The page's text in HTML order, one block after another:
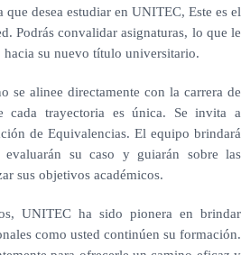
desea estudiar en UNITEC, Este es el
Podrás convalidar asignaturas, lo que le
su nuevo título universitario.
se alinee directamente con la carrera de
cada trayectoria es única. Se invita a
de Equivalencias. El equipo brindará
evaluarán su caso y guiarán sobre las
sus objetivos académicos.
UNITEC ha sido pionera en brindar
como usted continúen su formación.